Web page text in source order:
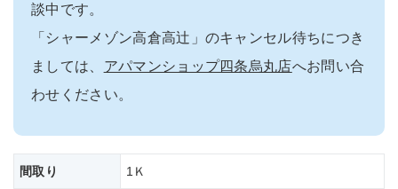
談中です。
「シャーメゾン高倉高辻」のキャンセル待ちにつき
ましては、 アパマンショップ四条烏丸店へお問い合
わせください。
間取り 1Ｋ